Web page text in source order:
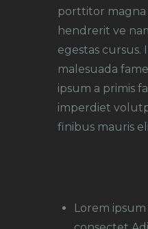
porttitor magna
hendrerit ve
egestas
malesuada
ipsum a primis
imperdiet
finibus mauris
Lorem